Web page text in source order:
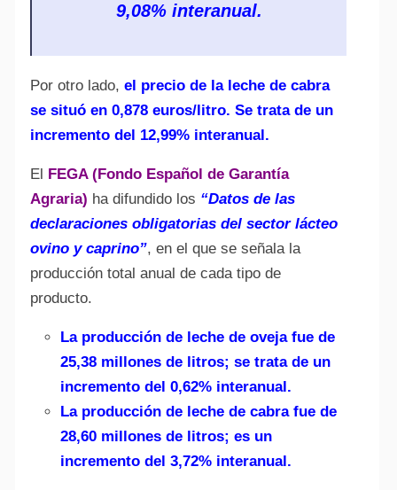
9,08% interanual.
Por otro lado, el precio de la leche de cabra
se situó en 0,878 euros/litro. Se trata de un
incremento del 12,99% interanual.
El
FEGA (Fondo Español de Garantía
Agraria) ha difundido los “Datos de las
declaraciones obligatorias del sector lácteo
ovino y caprino”, en el que se señala la
producción total anual de cada tipo de
producto.
La producción de leche de oveja fue de
25,38 millones de litros; se trata de un
incremento del 0,62% interanual.
La producción de leche de cabra fue de
28,60 millones de litros; es un
incremento del 3,72% interanual.